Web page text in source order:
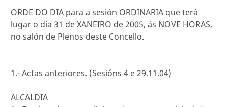
ORDE DO DIA para a sesión ORDINARIA que terá
lugar o día 31 de XANEIRO de 2005, ás NOVE HORAS,
no salón de Plenos deste Concello.
1.- Actas anteriores. (Sesións 4 e 29.11.04)
ALCALDIA